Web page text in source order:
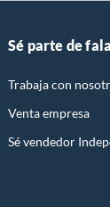
Sé parte de
Trabaja con
Venta empresa
Sé vendedor